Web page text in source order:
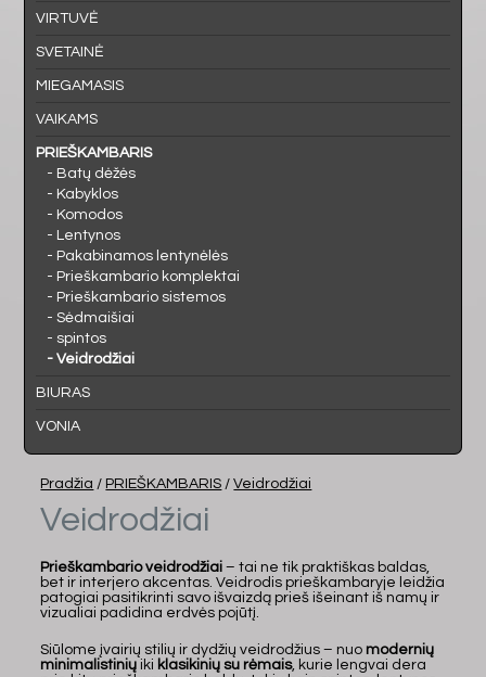
VIRTUVĖ
SVETAINĖ
MIEGAMASIS
VAIKAMS
PRIEŠKAMBARIS
- Batų dėžės
- Kabyklos
- Komodos
- Lentynos
- Pakabinamos lentynėlės
- Prieškambario komplektai
- Prieškambario sistemos
- Sėdmaišiai
- spintos
- Veidrodžiai
BIURAS
VONIA
Pradžia / PRIEŠKAMBARIS /Veidrodžiai
Veidrodžiai
Prieškambario veidrodžiai – tai ne tik praktiškas baldas,
bet ir interjero akcentas. Veidrodis prieškambaryje leidžia
patogiai pasitikrinti savo išvaizdą prieš išeinant iš namų ir
vizualiai padidina erdvės pojūtį.
Siūlome įvairių stilių ir dydžių veidrodžius – nuo modernių
minimalistinių iki klasikinių su rėmais, kurie lengvai dera